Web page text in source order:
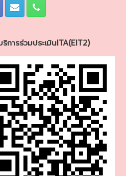
การร่วมประเมินITA(EIT2)